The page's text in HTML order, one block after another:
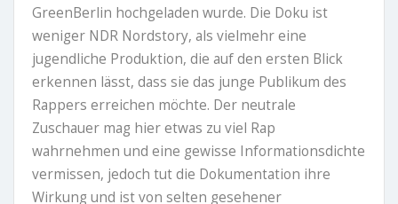
GreenBerlin hochgeladen wurde. Die Doku ist
weniger NDR Nordstory, als vielmehr eine
jugendliche Produktion, die auf den ersten Blick
erkennen lässt, dass sie das junge Publikum des
Rappers erreichen möchte. Der neutrale
Zuschauer mag hier etwas zu viel Rap
wahrnehmen und eine gewisse Informationsdichte
vermissen, jedoch tut die Dokumentation ihre
Wirkung und ist von selten gesehener